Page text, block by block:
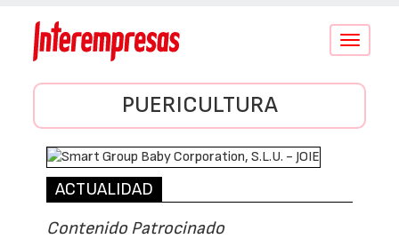
Conmutar
PUERICULTURA
ACTUALIDAD
Contenido Patrocinado